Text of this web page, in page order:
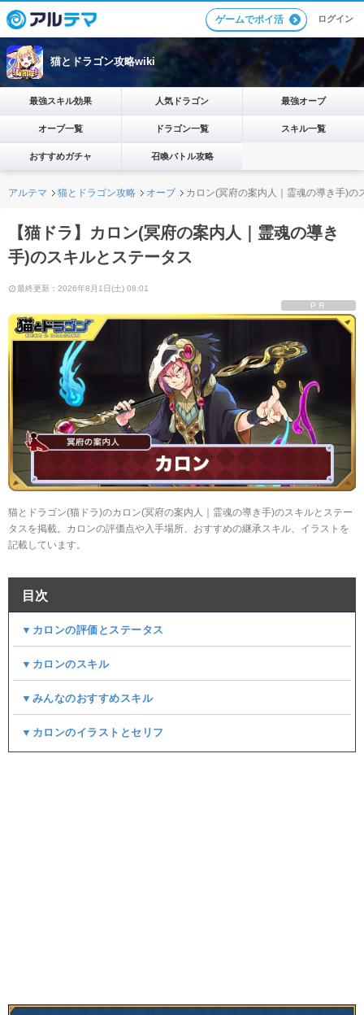
ゲームでポイ活 ログイン
猫とドラゴン攻略wiki
最強スキル効果 人気ドラゴン 最強オーブ
オーブ一覧 ドラゴン一覧 スキル一覧
おすすめガチャ 召喚バトル攻略
アルテマ 猫とドラゴン攻略 オーブ カロン(冥府の案内人｜霊魂の導き手)の
【猫ドラ】カロン(冥府の案内人｜霊魂の導き
手)のスキルとステータス
最終更新：2026年8月1日(土) 08:01
PR
猫とドラゴン(猫ドラ)のカロン(冥府の案内人｜霊魂の導き手)のスキルとステー
タスを掲載。カロンの評価点や入手場所、おすすめの継承スキル、イラストを
記載しています。
目次
▼カロンの評価とステータス
▼カロンのスキル
▼みんなのおすすめスキル
▼カロンのイラストとセリフ